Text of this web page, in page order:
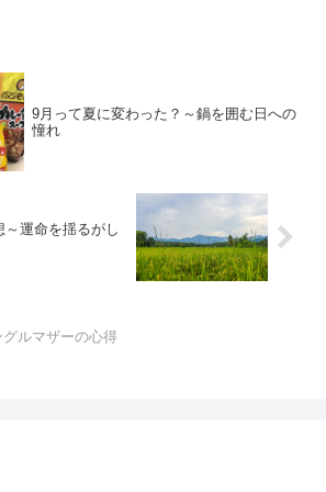
9月って夏に変わった？～鍋を囲む日への
憧れ
～運命を揺るがし
グルマザーの心得